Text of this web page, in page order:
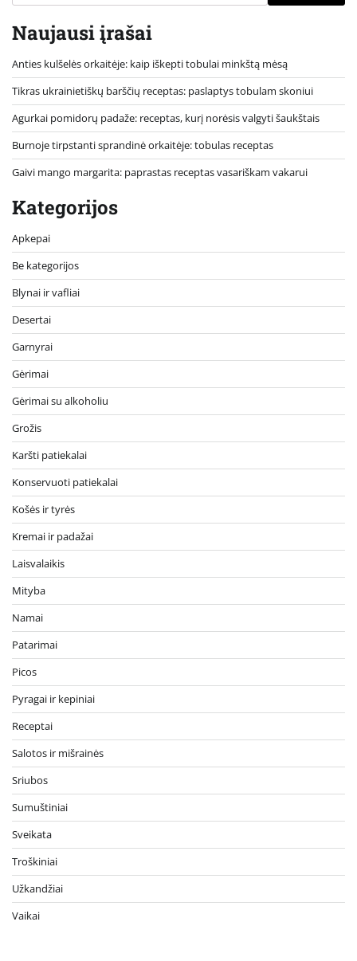
Naujausi įrašai
Anties kulšelės orkaitėje: kaip iškepti tobulai minkštą mėsą
Tikras ukrainietiškų barščių receptas: paslaptys tobulam skoniui
Agurkai pomidorų padaže: receptas, kurį norėsis valgyti šaukštais
Burnoje tirpstanti sprandinė orkaitėje: tobulas receptas
Gaivi mango margarita: paprastas receptas vasariškam vakarui
Kategorijos
Apkepai
Be kategorijos
Blynai ir vafliai
Desertai
Garnyrai
Gėrimai
Gėrimai su alkoholiu
Grožis
Karšti patiekalai
Konservuoti patiekalai
Košės ir tyrės
Kremai ir padažai
Laisvalaikis
Mityba
Namai
Patarimai
Picos
Pyragai ir kepiniai
Receptai
Salotos ir mišrainės
Sriubos
Sumuštiniai
Sveikata
Troškiniai
Užkandžiai
Vaikai